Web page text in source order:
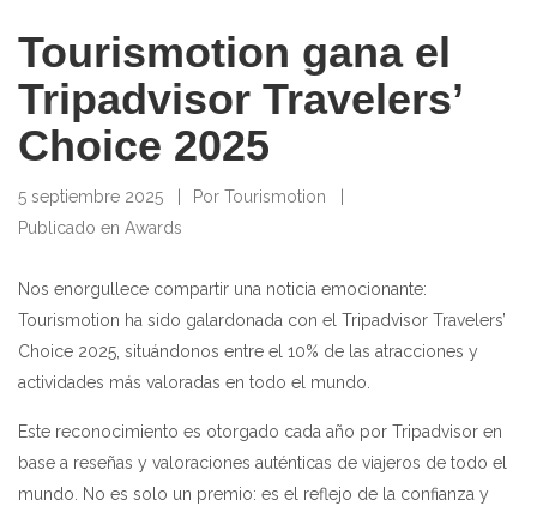
Tourismotion gana el
Tripadvisor Travelers’
Choice 2025
5 septiembre 2025 Por Tourismotion
Publicado en Awards
Nos enorgullece compartir una noticia emocionante:
Tourismotion ha sido galardonada con el Tripadvisor Travelers’
Choice 2025, situándonos entre el 10% de las atracciones y
actividades más valoradas en todo el mundo.
Este reconocimiento es otorgado cada año por Tripadvisor en
base a reseñas y valoraciones auténticas de viajeros de todo el
mundo. No es solo un premio: es el reflejo de la confianza y